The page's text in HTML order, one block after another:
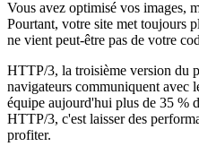
Vous avez optimisé vos images,
Pourtant, votre site met toujours
ne vient peut-être pas de votre
HTTP/3, la troisième version du
navigateurs communiquent avec
équipe aujourd'hui plus de 35 %
HTTP/3, c'est laisser des
profiter.